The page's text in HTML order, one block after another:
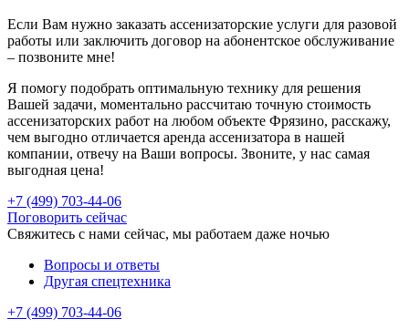
Если Вам нужно заказать ассенизаторские услуги для разовой
работы или заключить договор на абонентское обслуживание
– позвоните мне!
Я помогу подобрать оптимальную технику для решения
Вашей задачи, моментально рассчитаю точную стоимость
ассенизаторских работ на любом объекте Фрязино, расскажу,
чем выгодно отличается аренда ассенизатора в нашей
компании, отвечу на Ваши вопросы. Звоните, у нас самая
выгодная цена!
+7 (499) 703-44-06
Поговорить сейчас
Свяжитесь с нами сейчас, мы работаем даже ночью
Вопросы и ответы
Другая спецтехника
+7 (499) 703-44-06